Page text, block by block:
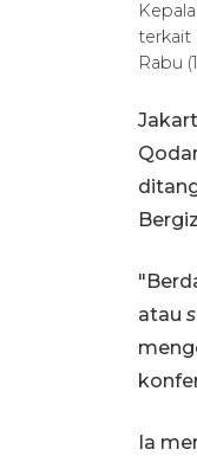
terkait
Rabu
atau
Ia